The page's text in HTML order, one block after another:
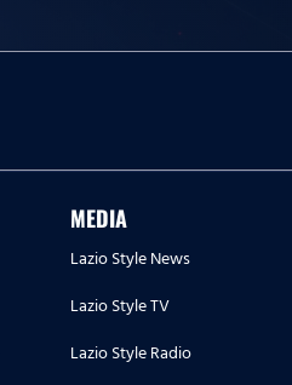
MEDIA
Lazio Style News
Lazio Style TV
Lazio Style Radio